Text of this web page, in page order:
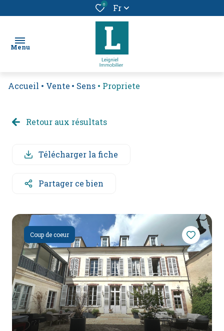
0 Fr
Menu
bien
e-
mail
poser
une
question
l'agence
Accueil Vente Sens Propriete
Retour aux résultats
Télécharger la fiche
Partager ce bien
Coup de coeur